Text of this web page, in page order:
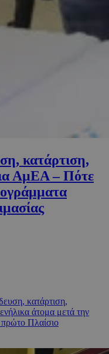
κατάρτιση,
ΑμΕΑ – Πότε
κατάρτιση,
άτομα μετά την
πρώτο Πλαίσιο